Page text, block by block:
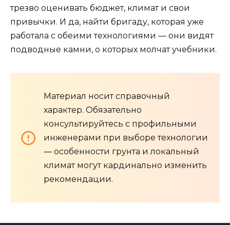
трезво оценивать бюджет, климат и свои
привычки. И да, найти бригаду, которая уже
работала с обеими технологиями — они видят
подводные камни, о которых молчат учебники.
Материал носит справочный
характер. Обязательно
консультируйтесь с профильными
инженерами при выборе технологии
— особенности грунта и локальный
климат могут кардинально изменить
рекомендации.